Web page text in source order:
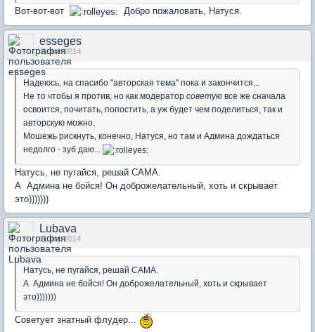
Вот-вот-вот Добро пожаловать, Натуся.
esseges
11 апр 2014
Надеюсь, на спасибо "авторская тема" пока и закончится...
Не то чтобы я против, но как модератор советую все же сначала
освоится, почитать, попостить, а уж будет чем поделиться, так и
авторскую можно.
Мошежь рискнуть, конечно, Натуся, но там и Админа дождаться
недолго - зуб даю...
Натусь, не пугайся, решай САМА.
А Админа не бойся! Он доброжелательный, хоть и скрывает
это)))))))
Lubava
11 апр 2014
Натусь, не пугайся, решай САМА.
А Админа не бойся! Он доброжелательный, хоть и скрывает
это)))))))
Советует знатный флудер...